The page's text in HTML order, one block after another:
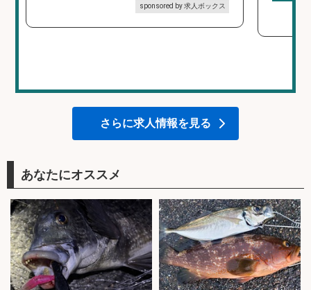
sponsored by 求人ボックス
さらに求人情報を見る
あなたにオススメ